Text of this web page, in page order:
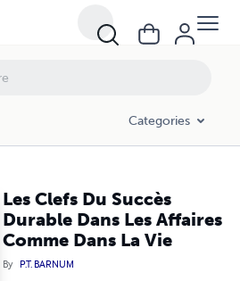
Categories
Les Clefs Du Succès
Durable Dans Les Affaires
Comme Dans La Vie
By P.T. BARNUM
Les Affaires Comme Dans La Vie